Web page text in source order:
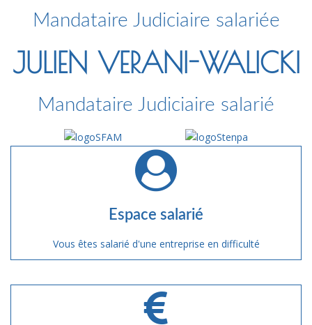
Mandataire Judiciaire salariée
JULIEN VERANI-WALICKI
Mandataire Judiciaire salarié
Espace salarié
Vous êtes salarié d'une entreprise en difficulté